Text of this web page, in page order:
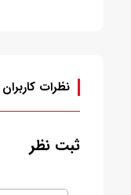
نظرات کاربران
ثبت نظر